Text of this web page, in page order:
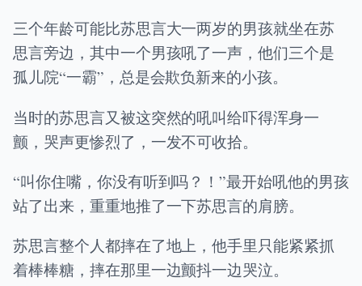
三个年龄可能比苏思言大一两岁的男孩就坐在苏
思言旁边，其中一个男孩吼了一声，他们三个是
孤儿院“一霸”，总是会欺负新来的小孩。
当时的苏思言又被这突然的吼叫给吓得浑身一
颤，哭声更惨烈了，一发不可收拾。
“叫你住嘴，你没有听到吗？！”最开始吼他的男孩
站了出来，重重地推了一下苏思言的肩膀。
苏思言整个人都摔在了地上，他手里只能紧紧抓
着棒棒糖，摔在那里一边颤抖一边哭泣。